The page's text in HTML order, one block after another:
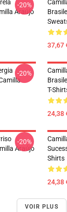
Araújo
-20%
37,67
-20%
T-
24,38
Araújo
-20%
Shirts
24,38
VOIR PLUS